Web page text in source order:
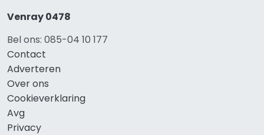
Venray 0478
Bel ons: 085-04 10 177
Contact
Adverteren
Over ons
Cookieverklaring
Avg
Privacy